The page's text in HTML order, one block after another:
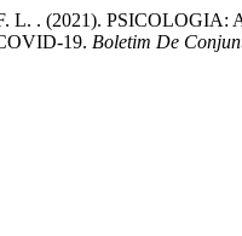
F. L. . (2021).
19. Boletim De